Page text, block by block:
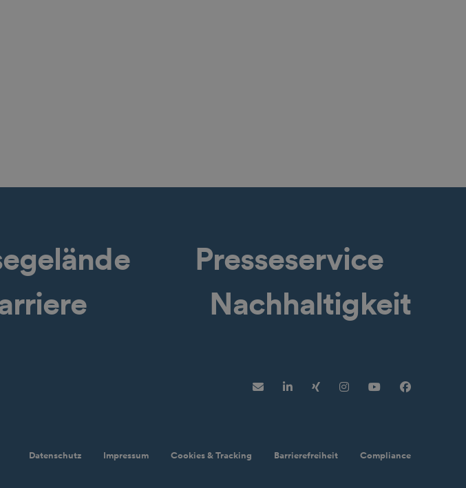
Presseservice
Nachhaltigkeit
Newsletter
LinkedIn
XINGInstagram
YouTube
Datenschutz Impressum Cookies & Tracking Barrierefreiheit Compliance